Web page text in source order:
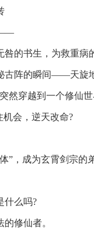
——
的书生，为救重病
古阵的瞬间——天旋
然穿越到一个修仙
会，逆天改命?
”，成为玄霄剑宗
什么吗?
修仙者。